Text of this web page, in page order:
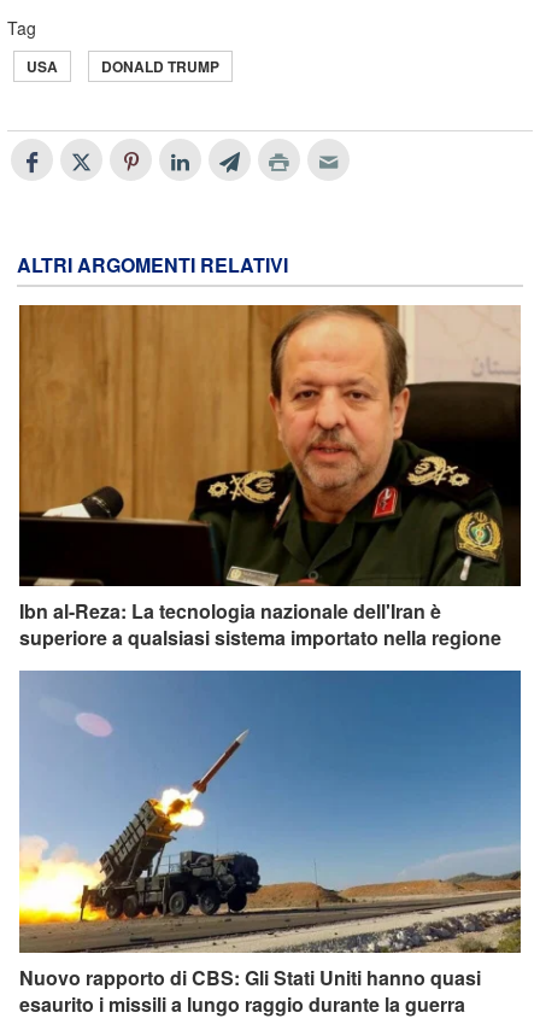
Tag
USA DONALD TRUMP
ALTRI ARGOMENTI RELATIVI
Ibn al-Reza: La tecnologia nazionale dell'Iran è
superiore a qualsiasi sistema importato nella regione
Nuovo rapporto di CBS: Gli Stati Uniti hanno quasi
esaurito i missili a lungo raggio durante la guerra